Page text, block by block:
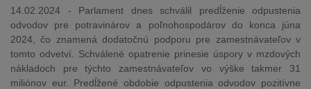
14.02.2024 - Parlament dnes schválil predĺženie odpustenia
odvodov pre potravinárov a poľnohospodárov do konca júna
2024, čo znamená dodatočnú podporu pre zamestnávateľov v
tomto odvetví. Schválené opatrenie prinesie úspory v mzdových
nákladoch pre týchto zamestnávateľov vo výške takmer 31
miliónov eur. Predĺžené obdobie odpustenia odvodov pozitívne